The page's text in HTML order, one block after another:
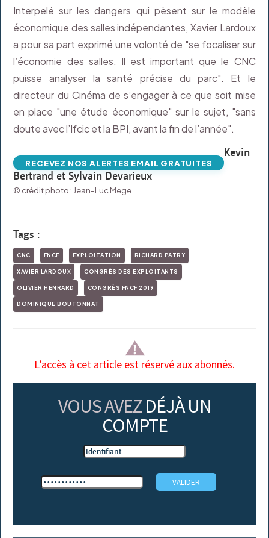
Interpelé sur les dangers qui pèsent sur le modèle
économique des salles indépendantes, Xavier Lardoux
a pour sa part exprimé une volonté de "se focaliser sur
l’économie des salles. Il est important que le CNC
puisse analyser la santé précise du parc". Et le
directeur du Cinéma de s’engager à ce que soit mise
en place "une étude économique" sur le sujet, "sans
doute avec l’Ifcic et la BPI, avant la fin de l’année".
RECEVEZ NOS ALERTES EMAIL GRATUITES
Kevin
Bertrand et Sylvain Devarieux
© crédit photo : Jean-Luc Mege
Tags :
CNC FNCF EXPLOITATION RICHARD PATRY
XAVIER LARDOUX CONGRÈS DES EXPLOITANTS
OLIVIER HENRARD CONGRÈS FNCF 2019
DOMINIQUE BOUTONNAT
L’accès à cet article est réservé aux abonnés.
VOUS AVEZ DÉJÀ UN
COMPTE